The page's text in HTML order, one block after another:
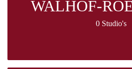
WALHOF-
0 Studio's